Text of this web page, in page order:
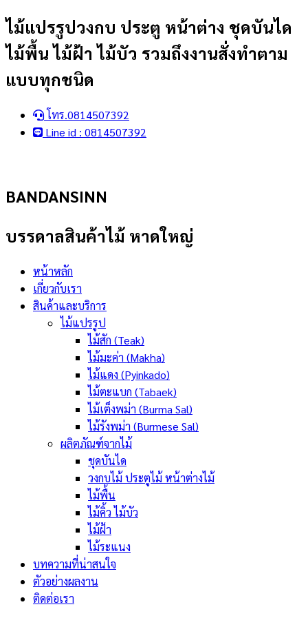
Skip
content
ไม้แปรรูปวงกบ ประตู หน้าต่าง ชุดบันได
ไม้พื้น ไม้ฝ้า ไม้บัว รวมถึงงานสั่งทำตาม
แบบทุกชนิด
โทร.0814507392
Line id : 0814507392
BANDANSINN
บรรดาลสินค้าไม้ หาดใหญ่
หน้าหลัก
เกี่ยวกับเรา
สินค้าและบริการ
ไม้แปรรูป
ไม้สัก (Teak)
ไม้มะค่า (Makha)
ไม้แดง (Pyinkado)
ไม้ตะแบก (Tabaek)
ไม้เต็งพม่า (Burma Sal)
ไม้รังพม่า (Burmese Sal)
ผลิตภัณฑ์จากไม้
ชุดบันได
วงกบไม้ ประตูไม้ หน้าต่างไม้
ไม้พื้น
ไม้คิ้ว ไม้บัว
ไม้ฝ้า
ไม้ระแนง
บทความที่น่าสนใจ
ตัวอย่างผลงาน
ติดต่อเรา